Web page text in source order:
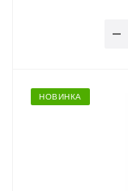
НОВИНКА